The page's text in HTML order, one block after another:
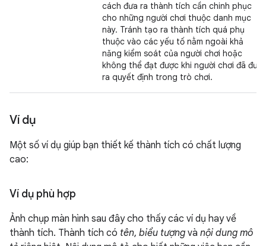
cách đưa ra thành tích cần chinh phục
cho những người chơi thuộc danh mục
này. Tránh tạo ra thành tích quá phụ
thuộc vào các yếu tố nằm ngoài khả
năng kiểm soát của người chơi hoặc
không thể đạt được khi người chơi đã đưa
ra quyết định trong trò chơi.
Ví dụ
Một số ví dụ giúp bạn thiết kế thành tích có chất lượng
cao:
Ví dụ phù hợp
Ảnh chụp màn hình sau đây cho thấy các ví dụ hay về
thành tích. Thành tích có tên, biểu tượng và nội dung mô